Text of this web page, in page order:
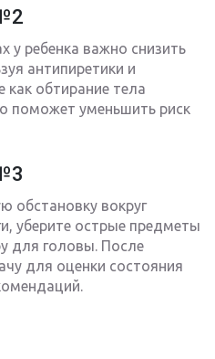
у ребенка важно снизить
антипиретики и
как обтирание тела
поможет уменьшить риск
обстановку вокруг
уберите острые предметы
для головы. После
для оценки состояния